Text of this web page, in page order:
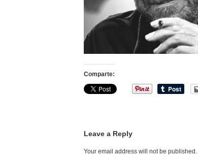
Comparte:
Leave a Reply
Your email address will not be published.